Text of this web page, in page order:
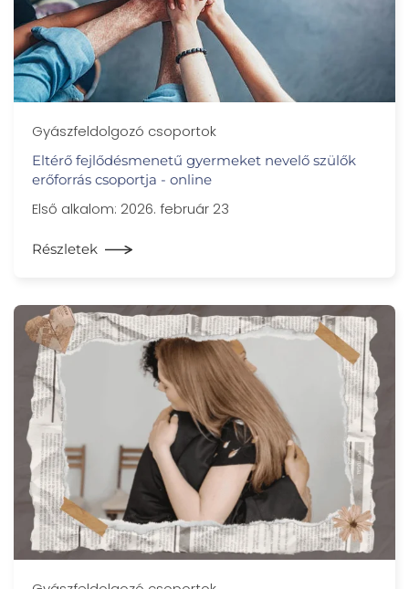
Gyászfeldolgozó csoportok
Eltérő fejlődésmenetű gyermeket nevelő szülők
erőforrás csoportja - online
Első alkalom: 2026. február 23
Részletek